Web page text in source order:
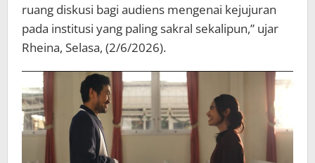
ruang diskusi bagi audiens mengenai kejujuran
pada institusi yang paling sakral sekalipun,” ujar
Rheina, Selasa, (2/6/2026).